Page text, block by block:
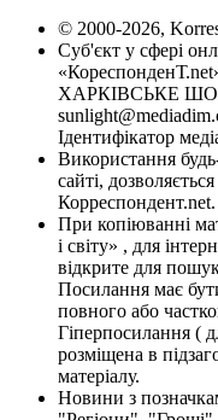
© 2000-2026,
Суб'єкт у сфері
ХАРКІВСЬКЕ
Ідентифікатор
Використання
сайті,
Корреспондент.net.
При копіюванні
і світу» , для
відкрите для
Посилання має
повного або
Гіперпосилання (
розміщена в
матеріалу.
Новини з